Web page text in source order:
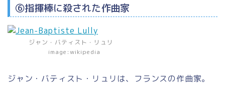
⑥指揮棒に殺された作曲家
ジャン・バティスト・リュリ
image:wikipedia
ジャン・バティスト・リュリは、フランスの作曲家。